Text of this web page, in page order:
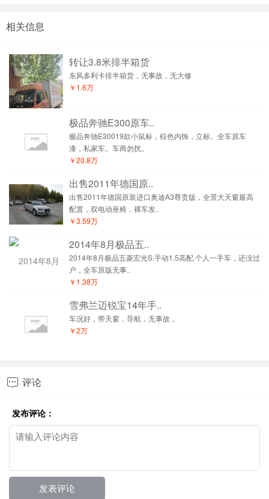
相关信息
转让3.8米排半箱货
东风多利卡排半箱货，无事故，无大修
￥1.6万
极品奔驰E300原车..
极品奔驰E30019款小鼠标，棕色内饰，立标。全车原车
漆，私家车。车商勿扰。
￥20.8万
出售2011年德国原..
出售2011年德国原装进口奥迪A3尊贵版，全景大天窗最高
配置，双电动座椅，裸车发..
￥3.59万
2014年8月极品五..
2014年8月极品五菱宏光S.手动1.5高配.个人一手车，还没过
户，全车原版无事..
￥1.38万
雪弗兰迈锐宝14年手..
车况好，带天窗，导航，无事故，
￥2万
 评论
发布评论：